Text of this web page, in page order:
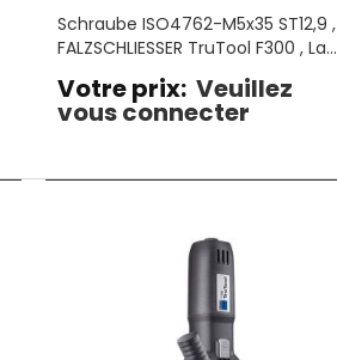
Schraube ISO4762-M5x35 ST12,9 ,
FALZSCHLIESSER TruTool F300 , La
Votre prix: Veuillez
vous connecter